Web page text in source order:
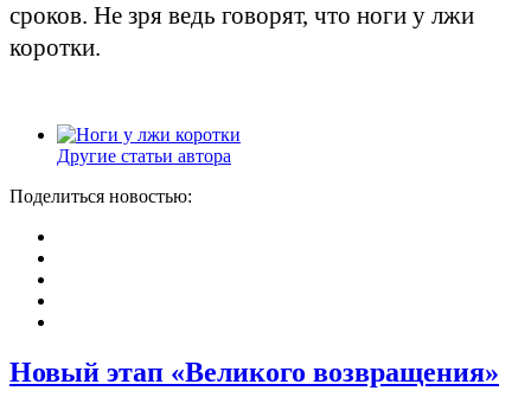
сроков. Не зря ведь говорят, что ноги у лжи
коротки.
Другие статьи автора
Поделиться новостью:
Новый этап «Великого возвращения»